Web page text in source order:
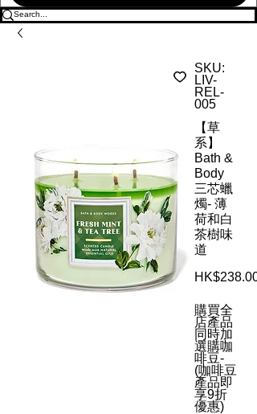
SKU:
LIV-
REL-
005
【草
系】
Bath &
Body
三芯蠟
燭- 薄
荷和白
茶樹味
道
HK$238.00
購買全
店產品
同時加
選購咖
啡豆-
(咖啡豆
產品即
享9折
優惠)